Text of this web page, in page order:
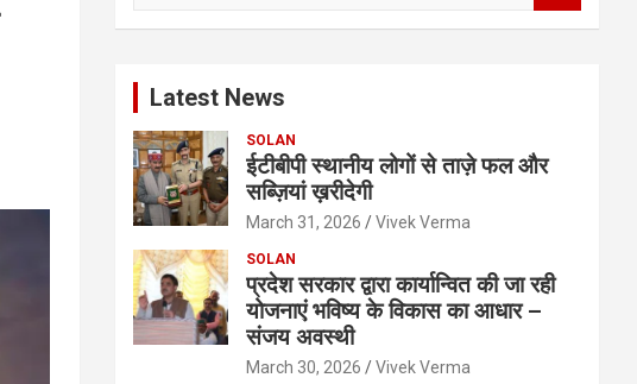
Latest News
SOLAN
ईटीबीपी स्थानीय लोगों से ताज़े फल और
सब्ज़ियां ख़रीदेगी
March 31, 2026 Vivek Verma
SOLAN
प्रदेश सरकार द्वारा कार्यान्वित की जा रही
योजनाएं भविष्य के विकास का आधार –
संजय अवस्थी
March 30, 2026 Vivek Verma